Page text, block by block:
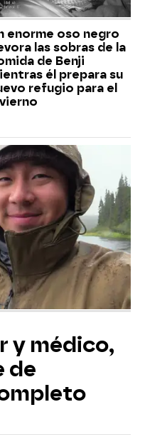
enorme oso negro
las sobras de la
de Benji
él prepara su
refugio para el
y médico,
de